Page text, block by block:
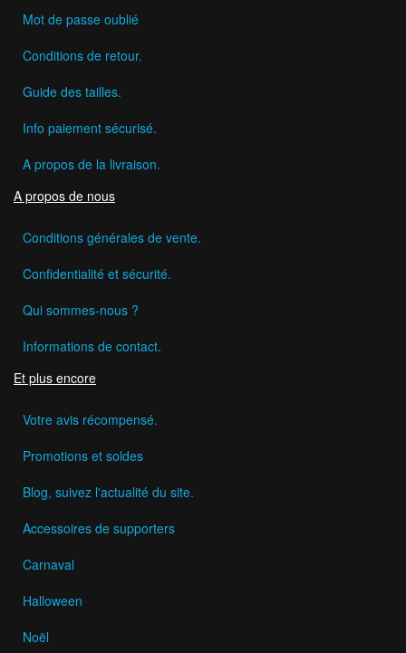
Mot de passe oublié
Conditions de retour.
Guide des tailles.
Info paiement sécurisé.
A propos de la livraison.
A propos de nous
Conditions générales de vente.
Confidentialité et sécurité.
Qui sommes-nous ?
Informations de contact.
Et plus encore
Votre avis récompensé.
Promotions et soldes
Blog, suivez l'actualité du site.
Accessoires de supporters
Carnaval
Halloween
Noël